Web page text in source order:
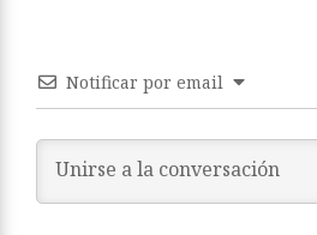
Notificar por email